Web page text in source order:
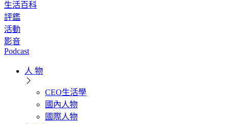
生活百科
評鑑
活動
影音
Podcast
人 物
CEO生活學
國內人物
國際人物